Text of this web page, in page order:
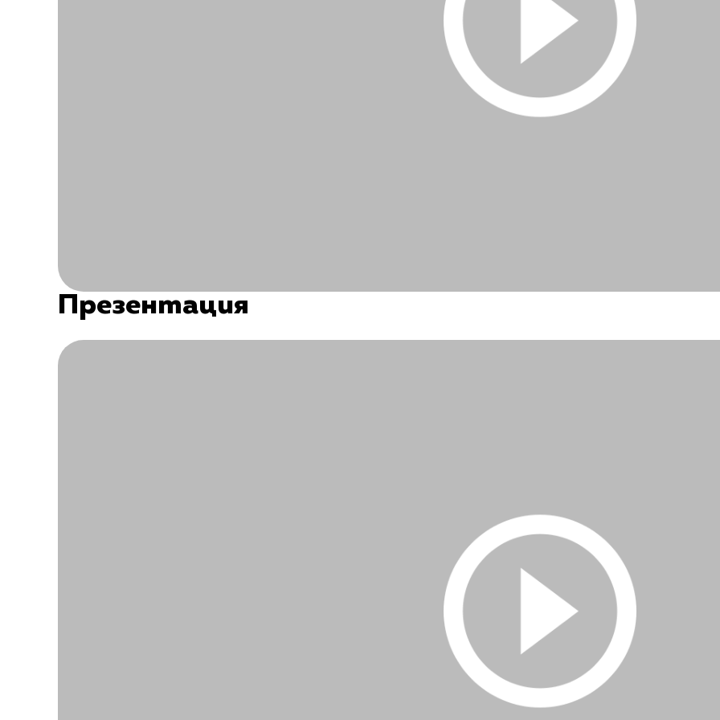
Трябва да влезете в системата и да имате активен абонамент, за да получите достъп до това
Презентация